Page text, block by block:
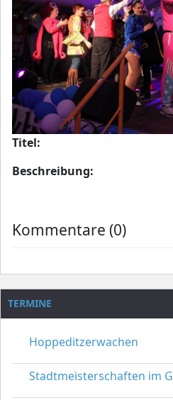
Titel:
Beschreibung:
Kommentare (0)
TERMINE
Hoppeditzerwachen
Stadtmeisterschaften im Gardetanz